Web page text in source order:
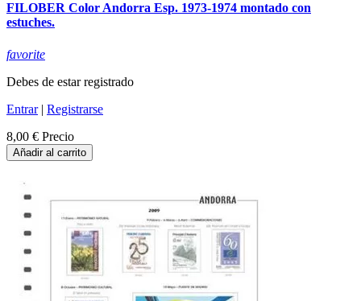
FILOBER Color Andorra Esp. 1973-1974 montado con
estuches.
favorite
Debes de estar registrado
Entrar| Registrarse
8,00 € Precio
Añadir al carrito